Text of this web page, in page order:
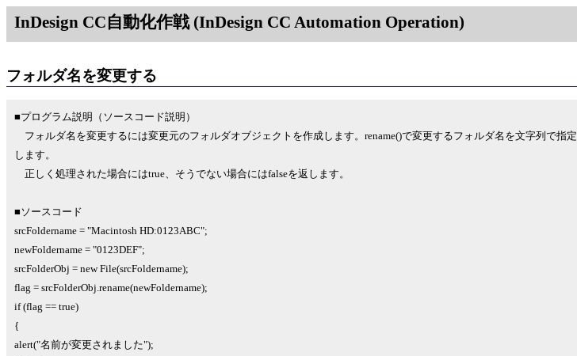
InDesign CC自動化作戦 (InDesign CC Automation Operation)
フォルダ名を変更する
■プログラム説明（ソースコード説明）
フォルダ名を変更するには変更元のフォルダオブジェクトを作成します。rename()で変更するフォルダ名を文字列で指定
します。
正しく処理された場合にはtrue、そうでない場合にはfalseを返します。
■ソースコード
srcFoldername = "Macintosh HD:0123ABC";
newFoldername = "0123DEF";
srcFolderObj = new File(srcFoldername);
flag = srcFolderObj.rename(newFoldername);
if (flag == true)
{
alert("名前が変更されました");